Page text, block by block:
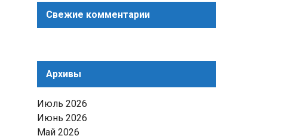
Свежие комментарии
Архивы
Июль 2026
Июнь 2026
Май 2026